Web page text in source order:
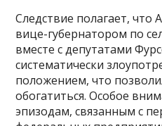
Следствие полагает, что
вице-губернатором по
вместе с депутатами
систематически
положением, что
обогатиться. Особое
эпизодам, связанным с